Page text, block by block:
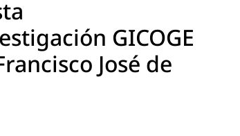
GICOGE
José de